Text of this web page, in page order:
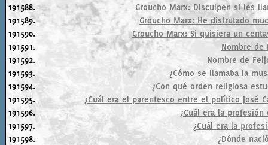
191588.
Groucho Marx: Disculpen si les
191589.
Groucho Marx: He disfrutado
191590.
Groucho Marx: Si quisiera un
191591.
Nombre de
191592.
Nombre de
191593.
¿Cómo se llamaba la
191594.
¿Con qué orden religiosa
191595.
¿Cuál era el parentesco entre el político José
191596.
¿Cuál era la profesión
191597.
¿Cuál era la
191598.
¿Dónde